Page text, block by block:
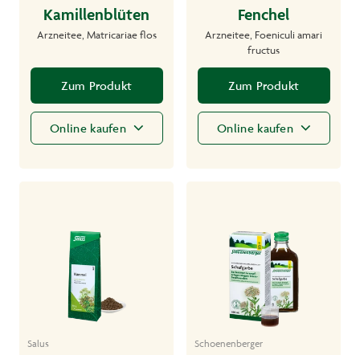
Kamillenblüten
Arzneitee, Matricariae flos
Zum Produkt
Online kaufen
Fenchel
Arzneitee, Foeniculi amari
fructus
Zum Produkt
Online kaufen
Salus Schoenenberger